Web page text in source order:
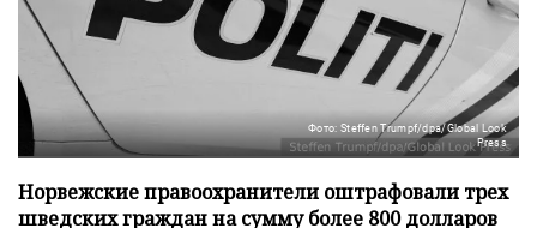
Фото: Steffen Trumpf/dpa/Global Look
Press
Норвежские правоохранители оштрафовали трех
шведских граждан на сумму более 800 долларов